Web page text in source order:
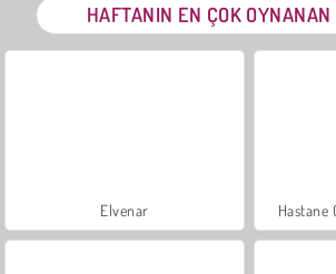
HAFTANIN EN ÇOK
Elvenar Hastane